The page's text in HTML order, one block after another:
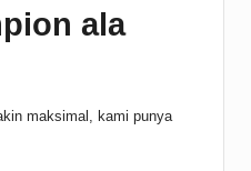
ala
maksimal, kami punya